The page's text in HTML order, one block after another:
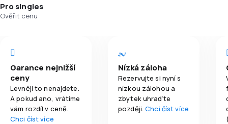
Pro singles
Ověřit cenu
Garance nejnižší
ceny
Levněji to nenajdete.
A pokud ano, vrátíme
vám rozdíl v ceně.
Chci číst více
Nízká záloha
Rezervujte si nyní s
nízkou zálohou a
zbytek uhraďte
později.Chci číst více